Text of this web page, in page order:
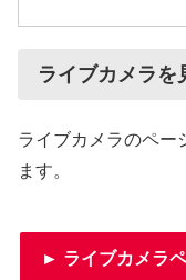
ライブカメラを
ライブカメラのペー
ます。
► ライブカメラ